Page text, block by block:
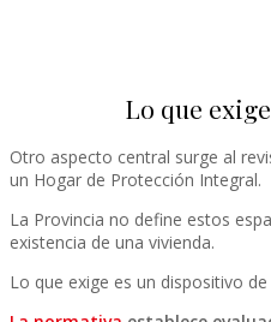
Lo que
Otro aspecto central surge al
un Hogar de Protección Integral.
La Provincia no define estos
existencia de una vivienda.
Lo que exige es un dispositivo